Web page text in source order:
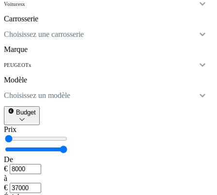
Voituresx
Carrosserie
Choisissez une carrosserie
Marque
PEUGEOTx
Modèle
Choisissez un modèle
Budget
Prix
De
€
à
€